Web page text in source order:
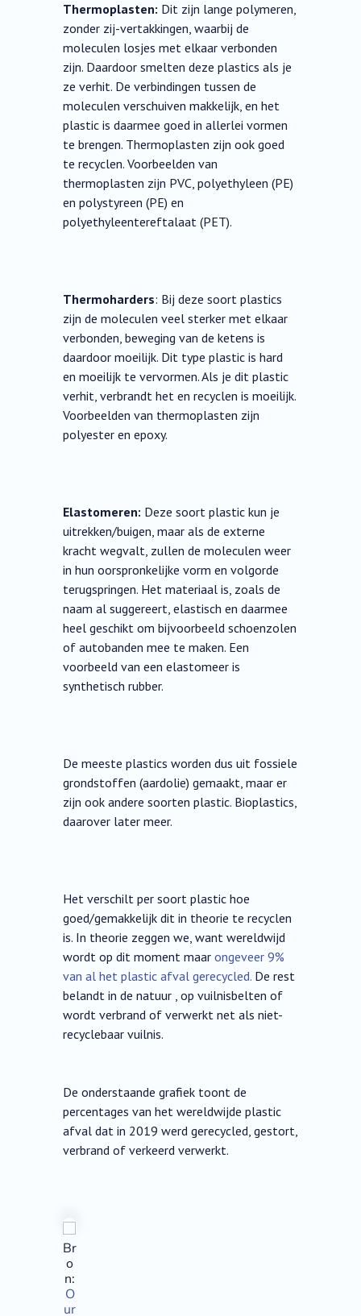
Thermoplasten: Dit zijn lange polymeren,
zonder zij-vertakkingen, waarbij de
moleculen losjes met elkaar verbonden
zijn. Daardoor smelten deze plastics als je
ze verhit. De verbindingen tussen de
moleculen verschuiven makkelijk, en het
plastic is daarmee goed in allerlei vormen
te brengen. Thermoplasten zijn ook goed
te recyclen. Voorbeelden van
thermoplasten zijn PVC, polyethyleen (PE)
en polystyreen (PE) en
polyethyleentereftalaat (PET).
Thermoharders: Bij deze soort plastics
zijn de moleculen veel sterker met elkaar
verbonden, beweging van de ketens is
daardoor moeilijk. Dit type plastic is hard
en moeilijk te vervormen. Als je dit plastic
verhit, verbrandt het en recyclen is moeilijk.
Voorbeelden van thermoplasten zijn
polyester en epoxy.
Elastomeren: Deze soort plastic kun je
uitrekken/buigen, maar als de externe
kracht wegvalt, zullen de moleculen weer
in hun oorspronkelijke vorm en volgorde
terugspringen. Het materiaal is, zoals de
naam al suggereert, elastisch en daarmee
heel geschikt om bijvoorbeeld schoenzolen
of autobanden mee te maken. Een
voorbeeld van een elastomeer is
synthetisch rubber.
De meeste plastics worden dus uit fossiele
grondstoffen (aardolie) gemaakt, maar er
zijn ook andere soorten plastic. Bioplastics,
daarover later meer.
Het verschilt per soort plastic hoe
goed/gemakkelijk dit in theorie te recyclen
is. In theorie zeggen we, want wereldwijd
wordt op dit moment maar ongeveer 9%
van al het plastic afval gerecycled. De rest
belandt in de natuur , op vuilnisbelten of
wordt verbrand of verwerkt net als niet-
recyclebaar vuilnis.
De onderstaande grafiek toont de
percentages van het wereldwijde plastic
afval dat in 2019 werd gerecycled, gestort,
verbrand of verkeerd verwerkt.
Br
o
n:
O
ur